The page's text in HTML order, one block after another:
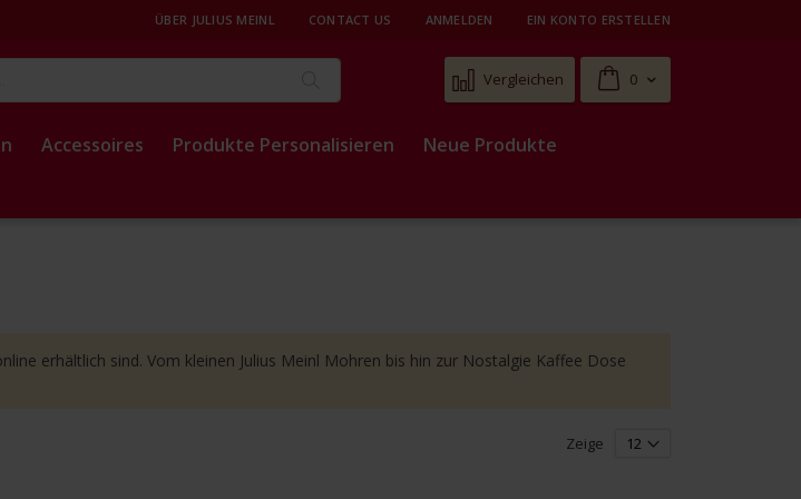
ÜBER JULIUS MEINL CONTACT US ANMELDEN EIN KONTO ERSTELLEN
Cart
0
Vergleichen
Accessoires Produkte Personalisieren Neue Produkte
erhältlich sind. Vom kleinen Julius Meinl Mohren bis hin zur Nostalgie Kaffee Dose
Zeige